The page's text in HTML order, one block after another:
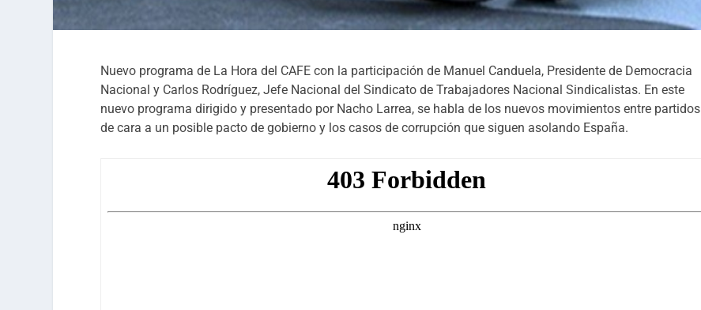
Nuevo programa de La Hora del CAFE con la participación de Manuel Canduela, Presidente de Democracia
Nacional y Carlos Rodríguez, Jefe Nacional del Sindicato de Trabajadores Nacional Sindicalistas. En este
nuevo programa dirigido y presentado por Nacho Larrea, se habla de los nuevos movimientos entre partidos
de cara a un posible pacto de gobierno y los casos de corrupción que siguen asolando España.